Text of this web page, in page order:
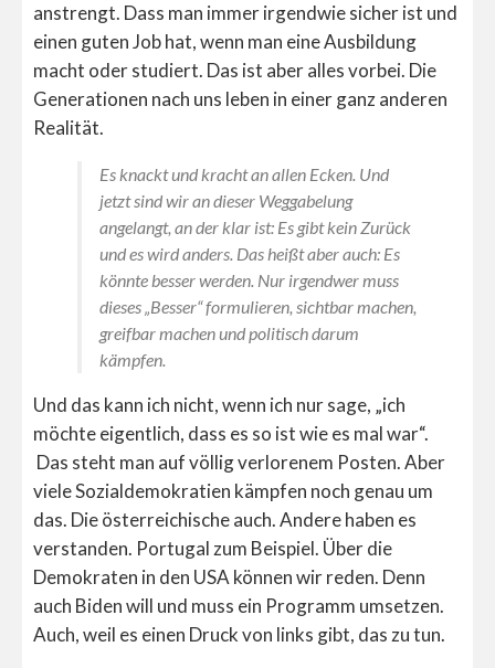
anstrengt. Dass man immer irgendwie sicher ist und
einen guten Job hat, wenn man eine Ausbildung
macht oder studiert. Das ist aber alles vorbei. Die
Generationen nach uns leben in einer ganz anderen
Realität.
Es knackt und kracht an allen Ecken. Und
jetzt sind wir an dieser Weggabelung
angelangt, an der klar ist: Es gibt kein Zurück
und es wird anders. Das heißt aber auch: Es
könnte besser werden. Nur irgendwer muss
dieses „Besser“ formulieren, sichtbar machen,
greifbar machen und politisch darum
kämpfen.
Und das kann ich nicht, wenn ich nur sage, „ich
möchte eigentlich, dass es so ist wie es mal war“.
Das steht man auf völlig verlorenem Posten. Aber
viele Sozialdemokratien kämpfen noch genau um
das. Die österreichische auch. Andere haben es
verstanden. Portugal zum Beispiel. Über die
Demokraten in den USA können wir reden. Denn
auch Biden will und muss ein Programm umsetzen.
Auch, weil es einen Druck von links gibt, das zu tun.